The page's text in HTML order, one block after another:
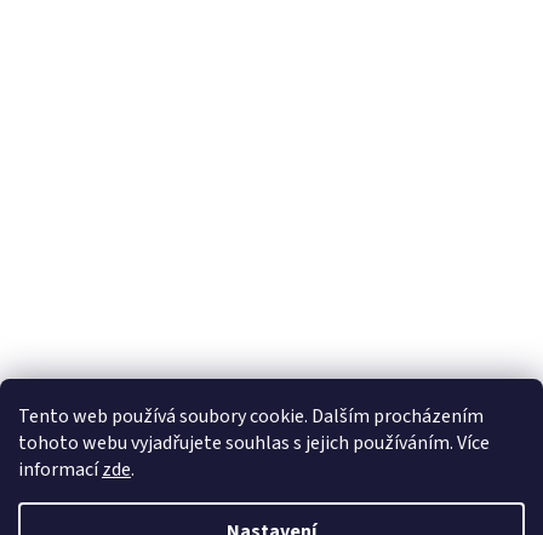
Tento web používá soubory cookie. Dalším procházením
tohoto webu vyjadřujete souhlas s jejich používáním. Více
informacízde.